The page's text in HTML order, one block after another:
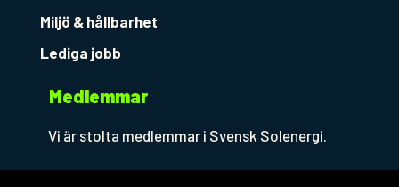
Miljö & hållbarhet
Lediga jobb
Medlemmar
Vi är stolta medlemmar i Svensk Solenergi.